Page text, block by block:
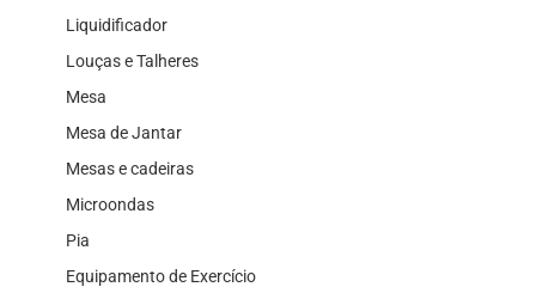
Liquidificador
Louças e Talheres
Mesa
Mesa de Jantar
Mesas e cadeiras
Microondas
Pia
Equipamento de Exercício